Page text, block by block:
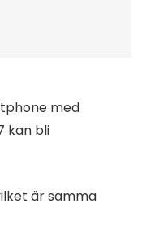
med
kan bli
är samma